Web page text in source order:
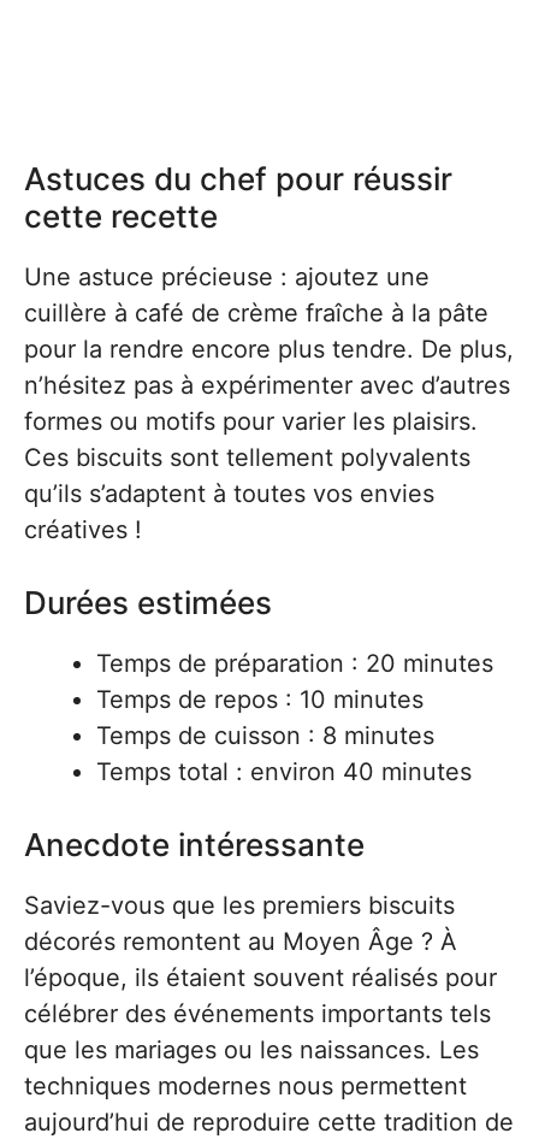
Astuces du chef pour réussir
cette recette
Une astuce précieuse : ajoutez une
cuillère à café de crème fraîche à la pâte
pour la rendre encore plus tendre. De plus,
n’hésitez pas à expérimenter avec d’autres
formes ou motifs pour varier les plaisirs.
Ces biscuits sont tellement polyvalents
qu’ils s’adaptent à toutes vos envies
créatives !
Durées estimées
Temps de préparation : 20 minutes
Temps de repos : 10 minutes
Temps de cuisson : 8 minutes
Temps total : environ 40 minutes
Anecdote intéressante
Saviez-vous que les premiers biscuits
décorés remontent au Moyen Âge ? À
l’époque, ils étaient souvent réalisés pour
célébrer des événements importants tels
que les mariages ou les naissances. Les
techniques modernes nous permettent
aujourd’hui de reproduire cette tradition de